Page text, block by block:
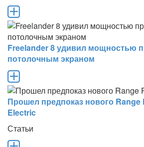
Freelander 8 удивил мощностью
потолочным экраном
Прошел предпоказ нового Range
Electric
Статьи